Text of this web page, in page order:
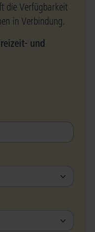
die Verfügbarkeit
in Verbindung.
und